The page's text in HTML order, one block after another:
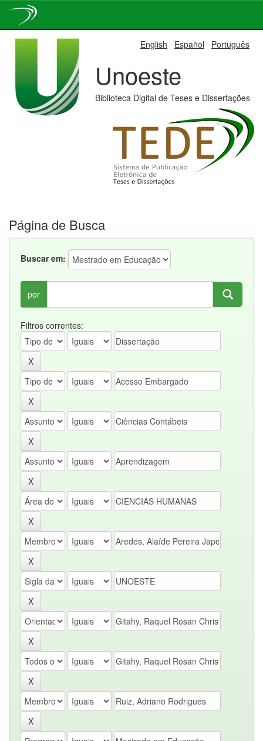
English Español Português
Unoeste
Biblioteca Digital de Teses e Dissertações
Página de Busca
Buscar em:
por
Filtros correntes: